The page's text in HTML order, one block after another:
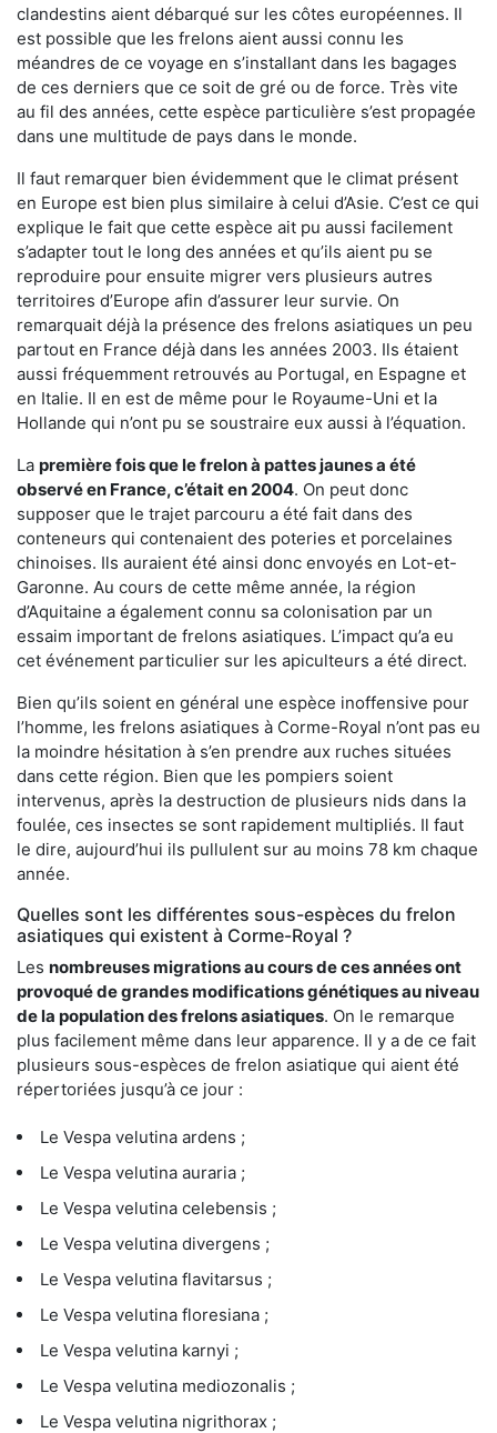
clandestins aient débarqué sur les côtes européennes. Il
est possible que les frelons aient aussi connu les
méandres de ce voyage en s’installant dans les bagages
de ces derniers que ce soit de gré ou de force. Très vite
au fil des années, cette espèce particulière s’est propagée
dans une multitude de pays dans le monde.
Il faut remarquer bien évidemment que le climat présent
en Europe est bien plus similaire à celui d’Asie. C’est ce qui
explique le fait que cette espèce ait pu aussi facilement
s’adapter tout le long des années et qu’ils aient pu se
reproduire pour ensuite migrer vers plusieurs autres
territoires d’Europe afin d’assurer leur survie. On
remarquait déjà la présence des frelons asiatiques un peu
partout en France déjà dans les années 2003. Ils étaient
aussi fréquemment retrouvés au Portugal, en Espagne et
en Italie. Il en est de même pour le Royaume-Uni et la
Hollande qui n’ont pu se soustraire eux aussi à l’équation.
La première fois que le frelon à pattes jaunes a été
observé en France, c’était en 2004. On peut donc
supposer que le trajet parcouru a été fait dans des
conteneurs qui contenaient des poteries et porcelaines
chinoises. Ils auraient été ainsi donc envoyés en Lot-et-
Garonne. Au cours de cette même année, la région
d’Aquitaine a également connu sa colonisation par un
essaim important de frelons asiatiques. L’impact qu’a eu
cet événement particulier sur les apiculteurs a été direct.
Bien qu’ils soient en général une espèce inoffensive pour
l’homme, les frelons asiatiques à Corme-Royal n’ont pas eu
la moindre hésitation à s’en prendre aux ruches situées
dans cette région. Bien que les pompiers soient
intervenus, après la destruction de plusieurs nids dans la
foulée, ces insectes se sont rapidement multipliés. Il faut
le dire, aujourd’hui ils pullulent sur au moins 78 km chaque
année.
Quelles sont les différentes sous-espèces du frelon
asiatiques qui existent à Corme-Royal ?
Les nombreuses migrations au cours de ces années ont
provoqué de grandes modifications génétiques au niveau
de la population des frelons asiatiques. On le remarque
plus facilement même dans leur apparence. Il y a de ce fait
plusieurs sous-espèces de frelon asiatique qui aient été
répertoriées jusqu’à ce jour :
Le Vespa velutina ardens ;
Le Vespa velutina auraria ;
Le Vespa velutina celebensis ;
Le Vespa velutina divergens ;
Le Vespa velutina flavitarsus ;
Le Vespa velutina floresiana ;
Le Vespa velutina karnyi ;
Le Vespa velutina mediozonalis ;
Le Vespa velutina nigrithorax ;